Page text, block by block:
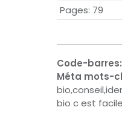
Pages: 79
Code-barres:
Méta mots-
bio c est facile